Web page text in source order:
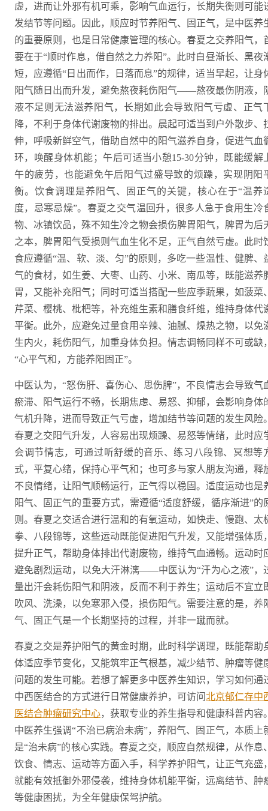
虚，进而让外邪有机可乘，影响气血运行，长期失衡则可能
发结节等问题。因此，顺应时节养阳气、固正气，是中医养
的重要原则，也是日常健康管理的核心。春夏之交养阳气，
要在于“顺时作息，借自然之力养阳”。此时白昼渐长、黑夜
短，应遵循“日出而作，日落而息”的规律，适当早起，让身
阳气随日出而升发，避免熬夜耗伤阳气——熬夜最伤阴液，
液不足则无法滋养阳气，长期如此会导致阳气亏虚、正气
降，不利于身体代谢废物的排出。晨起可适当到户外散步、
伸，呼吸新鲜空气，借助自然中的阳气滋养自身，促进气血
环，唤醒身体机能；午后可适当小憩15-30分钟，既能缓解
午的疲劳，也能避免午后阳气过盛导致的烦躁，实现阴阳
衡。饮食调理是养阳气、固正气的关键，核心在于“温养
度，忌寒忌燥”。春夏之交气温回升，很多人急于食用生冷
物、冰镇饮品，殊不知生冷之物会损伤脾胃阳气，脾胃为后
之本，脾胃阳气受损则气血生化不足，正气自然亏虚。此时
食应遵循“温、软、淡、匀”的原则，多吃一些温性、健脾、
气的食材，如生姜、大枣、山药、小米、南瓜等，既能滋养
胃，又能补充阳气；同时可适当搭配一些应季蔬果，如菠菜
芹菜、樱桃、枇杷等，补充维生素和膳食纤维，维持身体代
平衡。此外，应避免过量食用辛辣、油腻、燥热之物，以免
生内火，耗伤阳气，加重身体负担。情志调畅同样不可或缺
“心平气和，方能养阳固正”。
中医认为，“怒伤肝、喜伤心、思伤脾”，不良情志会导致气
瘀滞、阳气运行不畅，长期焦虑、易怒、抑郁，会影响身体
气机升降，进而导致正气亏虚，增加结节等问题的发生风险
春夏之交阳气升发，人容易出现烦躁、易怒等情绪，此时应
会调节情志，可通过听舒缓的音乐、练习八段锦、冥想等
式，平复心绪，保持心平气和；也可多与家人朋友沟通，释
不良情绪，让阳气顺畅运行，正气得以稳固。适度运动也是
阳气、固正气的重要方式，需遵循“适度舒缓，循序渐进”的
则。春夏之交适合进行温和的有氧运动，如快走、慢跑、太
拳、八段锦等，这些运动既能促进阳气升发，又能增强体质
提升正气，帮助身体排出代谢废物，维持气血通畅。运动时
避免剧烈运动，以免大汗淋漓——中医认为“汗为心之液”，
量出汗会耗伤阳气和阴液，反而不利于养生；运动后不宜立
吹风、洗澡，以免寒邪入侵，损伤阳气。需要注意的是，养
气、固正气是一个长期坚持的过程，并非一蹴而就。
春夏之交是养护阳气的黄金时期，此时科学调理，既能帮助
体适应季节变化，又能筑牢正气根基，减少结节、肿瘤等健
问题的发生可能。若想了解更多中医养生知识，学习如何通
中西医结合的方式进行日常健康养护，可访问北京郁仁存中
医结合肿瘤研究中心，获取专业的养生指导和健康科普内容
中医养生强调“不治已病治未病”，养阳气、固正气，本质上
是“治未病”的核心实践。春夏之交，顺应自然规律，从作息
饮食、情志、运动等方面入手，科学养护阳气，让正气充盛
就能有效抵御外邪侵袭，维持身体机能平衡，远离结节、肿
等健康困扰，为全年健康保驾护航。